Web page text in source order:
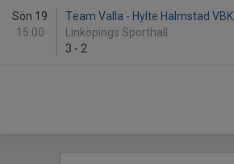
Sön 19
15:00
Team Valla - Hylte Halmstad VBK
Linköpings Sporthall
3 - 2